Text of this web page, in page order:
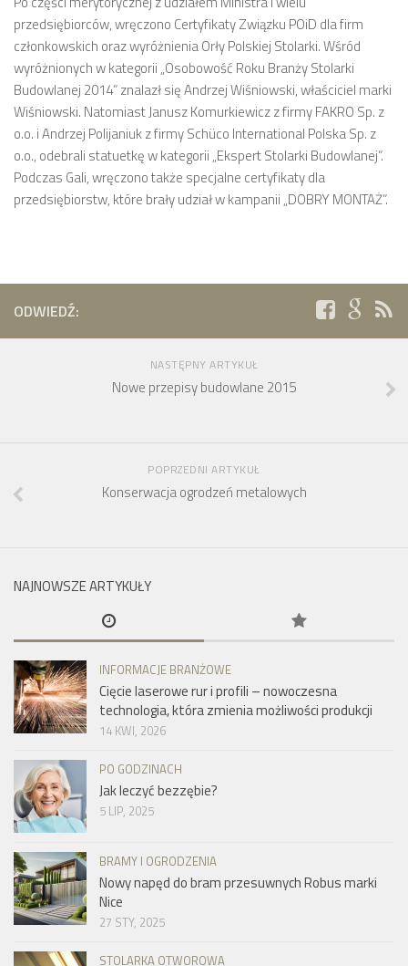
przedsiębiorców, wręczono Certyfikaty Związku POiD dla firm
członkowskich oraz wyróżnienia Orły Polskiej Stolarki. Wśród
wyróżnionych w kategorii „Osobowość Roku Branży Stolarki
Budowlanej 2014” znalazł się Andrzej Wiśniowski, właściciel marki
Wiśniowski. Natomiast Janusz Komurkiewicz z firmy FAKRO Sp. z
o.o. i Andrzej Polijaniuk z firmy Schüco International Polska Sp. z
o.o., odebrali statuetkę w kategorii „Ekspert Stolarki Budowlanej”.
Podczas Gali, wręczono także specjalne certyfikaty dla
przedsiębiorstw, które brały udział w kampanii „DOBRY MONTAŻ”.
ODWIEDŹ:
NASTĘPNY ARTYKUŁ
Nowe przepisy budowlane 2015
POPRZEDNI ARTYKUŁ
Konserwacja ogrodzeń metalowych
NAJNOWSZE ARTYKUŁY
INFORMACJE BRANŻOWE
Cięcie laserowe rur i profili – nowoczesna
technologia, która zmienia możliwości produkcji
14 KWI, 2026
PO GODZINACH
Jak leczyć bezzębie?
5 LIP, 2025
BRAMY I OGRODZENIA
Nowy napęd do bram przesuwnych Robus marki
Nice
27 STY, 2025
STOLARKA OTWOROWA